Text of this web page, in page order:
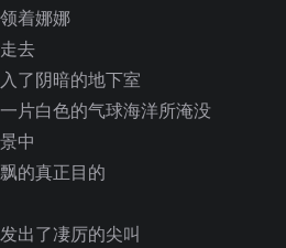
着娜娜
去
了阴暗的地下室
片白色的气球海洋所淹没
中
的真正目的
出了凄厉的尖叫